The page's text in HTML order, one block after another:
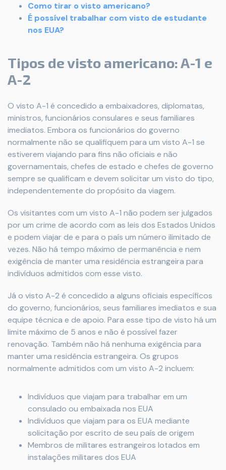
Como tirar o visto americano?
É possível trabalhar com visto de estudante
nos EUA?
Tipos de visto americano: A-1 e
A-2
O visto A-1 é concedido a embaixadores, diplomatas,
ministros, funcionários consulares e seus familiares
imediatos. Embora os funcionários do governo
normalmente não se qualifiquem para um visto A-1 se
estiverem viajando para fins não oficiais e não
governamentais, chefes de estado e chefes de governo
sempre se qualificam e devem solicitar um visto do tipo,
independentemente do propósito da viagem.
Os visitantes com um visto A-1 não podem ser julgados
por um crime de acordo com as leis dos Estados Unidos
e podem viajar de e para o país um número ilimitado de
vezes. Não há tempo máximo de permanência e nem
exigência de manter uma residência estrangeira para
indivíduos admitidos com esse visto.
Já o visto A-2 é concedido a alguns oficiais específicos
do governo, funcionários, seus familiares imediatos e sua
equipe técnica e de apoio. Para esse tipo de visto há um
limite máximo de 5 anos e não é possível fazer
renovação. Também não há nenhuma exigência para
manter uma residência estrangeira. Os grupos
normalmente admitidos com um visto A-2 incluem:
Indivíduos que viajam para trabalhar em um
consulado ou embaixada nos EUA
Indivíduos que viajam para os EUA mediante
solicitação por escrito de seu país de origem
Membros de militares estrangeiros lotados em
instalações militares dos EUA